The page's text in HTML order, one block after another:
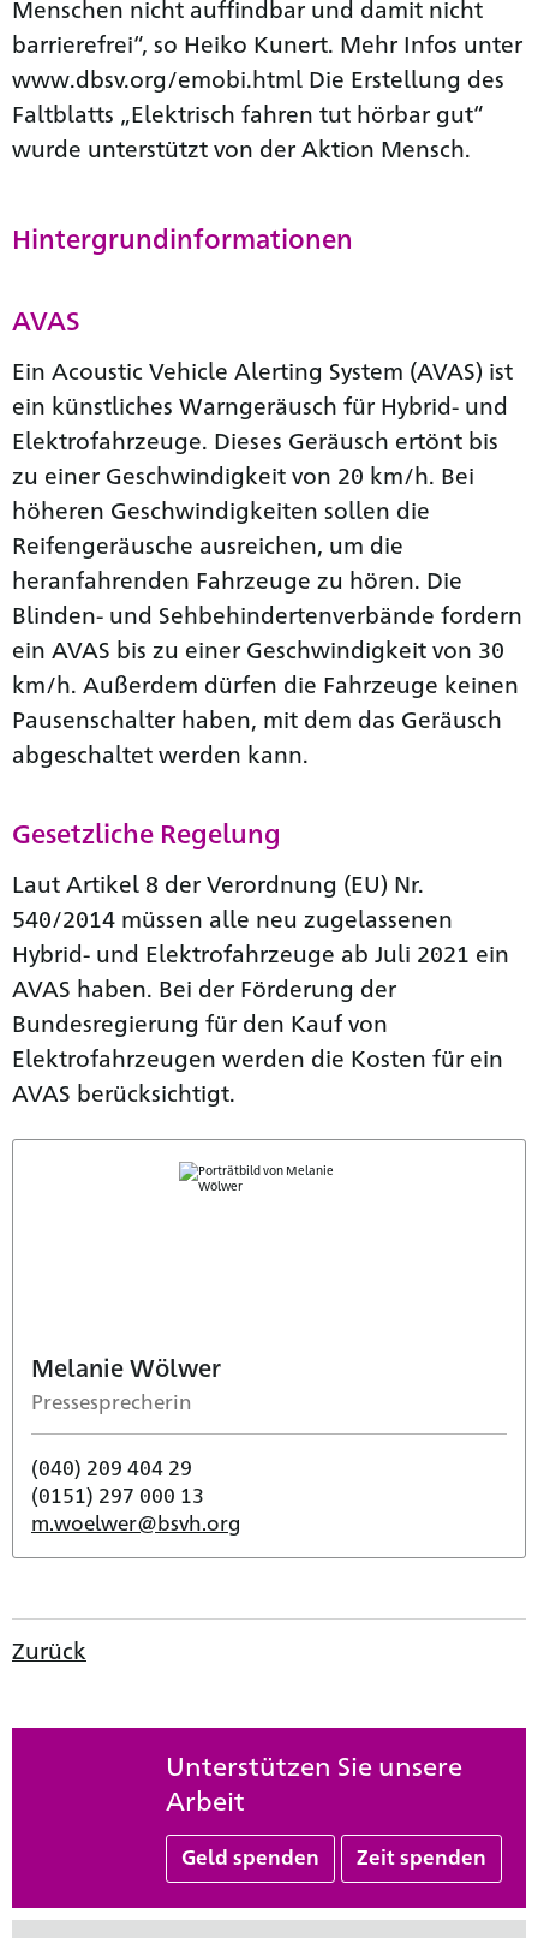
Menschen nicht auffindbar und damit nicht
barrierefrei“, so Heiko Kunert. Mehr Infos unter
www.dbsv.org/emobi.html Die Erstellung des
Faltblatts „Elektrisch fahren tut hörbar gut“
wurde unterstützt von der Aktion Mensch.
Hintergrundinformationen
AVAS
Ein Acoustic Vehicle Alerting System (AVAS) ist
ein künstliches Warngeräusch für Hybrid- und
Elektrofahrzeuge. Dieses Geräusch ertönt bis
zu einer Geschwindigkeit von 20 km/h. Bei
höheren Geschwindigkeiten sollen die
Reifengeräusche ausreichen, um die
heranfahrenden Fahrzeuge zu hören. Die
Blinden- und Sehbehindertenverbände fordern
ein AVAS bis zu einer Geschwindigkeit von 30
km/h. Außerdem dürfen die Fahrzeuge keinen
Pausenschalter haben, mit dem das Geräusch
abgeschaltet werden kann.
Gesetzliche Regelung
Laut Artikel 8 der Verordnung (EU) Nr.
540/2014 müssen alle neu zugelassenen
Hybrid- und Elektrofahrzeuge ab Juli 2021 ein
AVAS haben. Bei der Förderung der
Bundesregierung für den Kauf von
Elektrofahrzeugen werden die Kosten für ein
AVAS berücksichtigt.
Melanie Wölwer
Pressesprecherin
(040) 209 404 29
(0151) 297 000 13
m.woelwer@bsvh.org
Zurück
Unterstützen Sie unsere
Arbeit
Geld spenden Zeit spenden